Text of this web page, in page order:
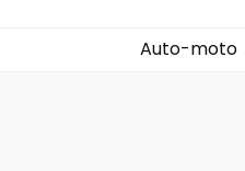
Auto-moto